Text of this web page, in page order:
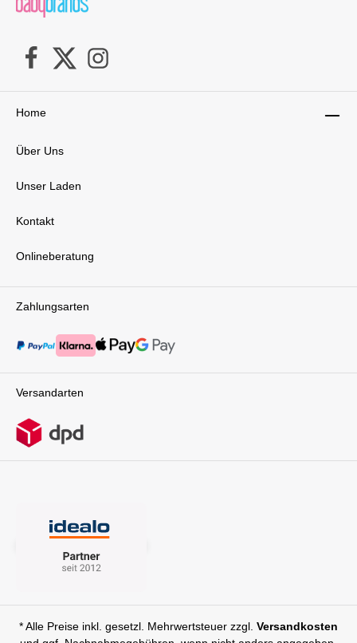
Zahlungsarten
Versandarten
Home
Über Uns
Unser Laden
Kontakt
Onlineberatung
* Alle Preise inkl. gesetzl. Mehrwertsteuer zzgl. Versandkosten